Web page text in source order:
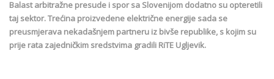
Balast arbitražne presude i spor sa Slovenijom dodatno su opteretili
taj sektor. Trećina proizvedene električne energije sada se
preusmjerava nekadašnjem partneru iz bivše republike, s kojim su
prije rata zajedničkim sredstvima gradili RiTE Ugljevik.